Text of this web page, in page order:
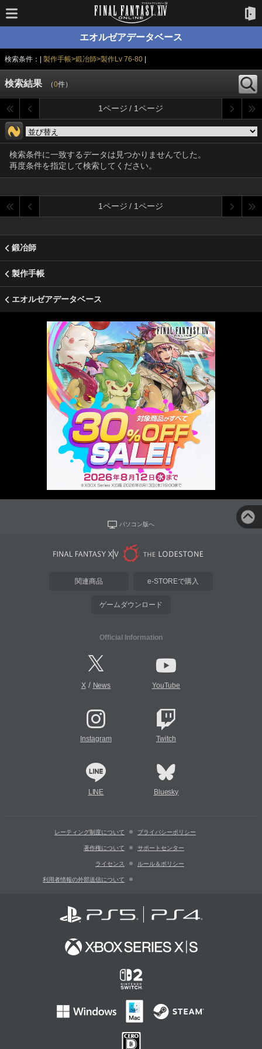
エオルゼアデータベース
検索条件：| 製作手帳>鍛冶師>製作Lv 76-80|
検索結果 （0件）
1ページ / 1ページ
検索条件に一致するデータは見つかりませんでした。
再度条件を指定して検索してください。
1ページ / 1ページ
鍛冶師
製作手帳
エオルゼアデータベース
パソコン版へ
関連商品 e-STOREで購入
ゲームダウンロード
Official Information
X/ News YouTube
Instagram Twitch
LINE Bluesky
レーティング制度について プライバシーポリシー
著作権について サポートセンター
ライセンス ルール＆ポリシー
利用者情報の外部送信について